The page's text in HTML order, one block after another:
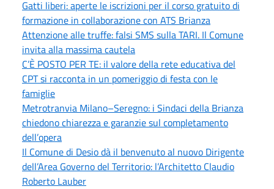
Gatti liberi: aperte le iscrizioni per il corso gratuito di
formazione in collaborazione con ATS Brianza
Attenzione alle truffe: falsi SMS sulla TARI. Il Comune
invita alla massima cautela
C’È POSTO PER TE: il valore della rete educativa del
CPT si racconta in un pomeriggio di festa con le
famiglie
Metrotranvia Milano–Seregno: i Sindaci della Brianza
chiedono chiarezza e garanzie sul completamento
dell’opera
Il Comune di Desio dà il benvenuto al nuovo Dirigente
dell’Area Governo del Territorio: l’Architetto Claudio
Roberto Lauber